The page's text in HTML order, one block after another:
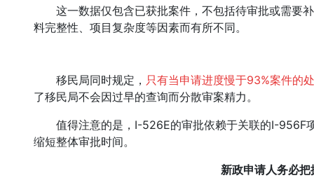
这一数据仅包含已获批案件，不包括待审批或需要
料完整性、项目复杂度等因素而有所不同。
移民局同时规定， 只有当申请进度慢于93%案件的
了移民局不会因过早的查询而分散审案精力。
值得注意的是，I-526E的审批依赖于关联的I-956F
缩短整体审批时间。
新政申请人务必